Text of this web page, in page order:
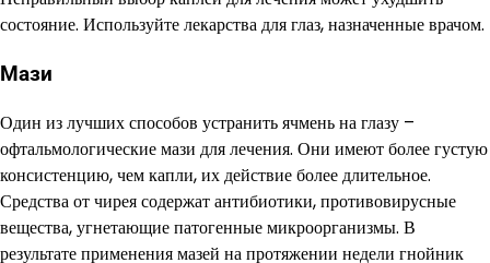
состояние. Используйте лекарства для глаз, назначенные врачом.
Мази
Один из лучших способов устранить ячмень на глазу –
офтальмологические мази для лечения. Они имеют более густую
консистенцию, чем капли, их действие более длительное.
Средства от чирея содержат антибиотики, противовирусные
вещества, угнетающие патогенные микроорганизмы. В
результате применения мазей на протяжении недели гнойник